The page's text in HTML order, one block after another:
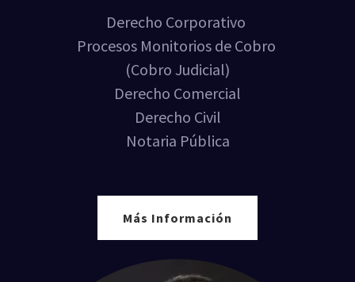
Derecho Corporativo
Procesos Monitorios de Cobro
(Cobro Judicial)
Derecho Comercial
Derecho Civil
Notaria Pública
Más Información